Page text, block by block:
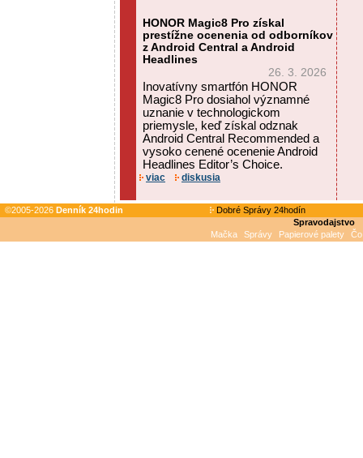
HONOR Magic8 Pro získal
prestížne ocenenia od odborníkov
z Android Central a Android
Headlines
26. 3. 2026
Inovatívny smartfón HONOR
Magic8 Pro dosiahol významné
uznanie v technologickom
priemysle, keď získal odznak
Android Central Recommended a
vysoko cenené ocenenie Android
Headlines Editor’s Choice.
viac diskusia
©2005-2026 Denník 24hodin
Dobré Správy 24hodín
Spravodajstvo
Mačka
Správy Papierové palety